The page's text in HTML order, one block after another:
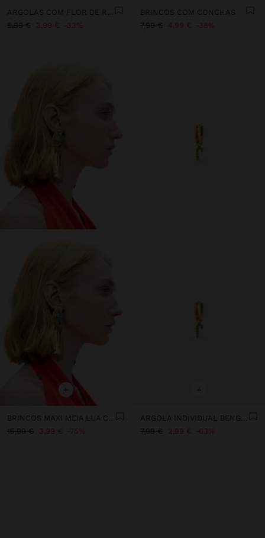
ARGOLAS COM FLOR DE RESINA
5,99 €
3,99 € 33%
BRINCOS COM CONCHAS
7,99 €
4,99 € 38%
+
15,99 €
3,99 € 75%
+
7,99 €
2,99 € 63%